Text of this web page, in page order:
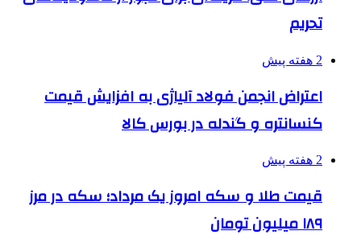
تحریم
2 هفته پیش
اعتراض انجمن فولاد آلیاژی به افزایش قیمت
کنسانتره و گندله در بورس کالا
2 هفته پیش
قیمت طلا و سکه امروز یک مرداد؛ سکه در مرز
۱۸۹ میلیون تومان